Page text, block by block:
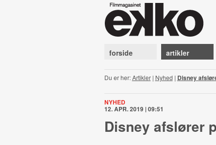
forside artikler
Du er her:Artikler| Nyhed | Disney
NYHED
12. APR. 2019 | 09:51
Disney afslører